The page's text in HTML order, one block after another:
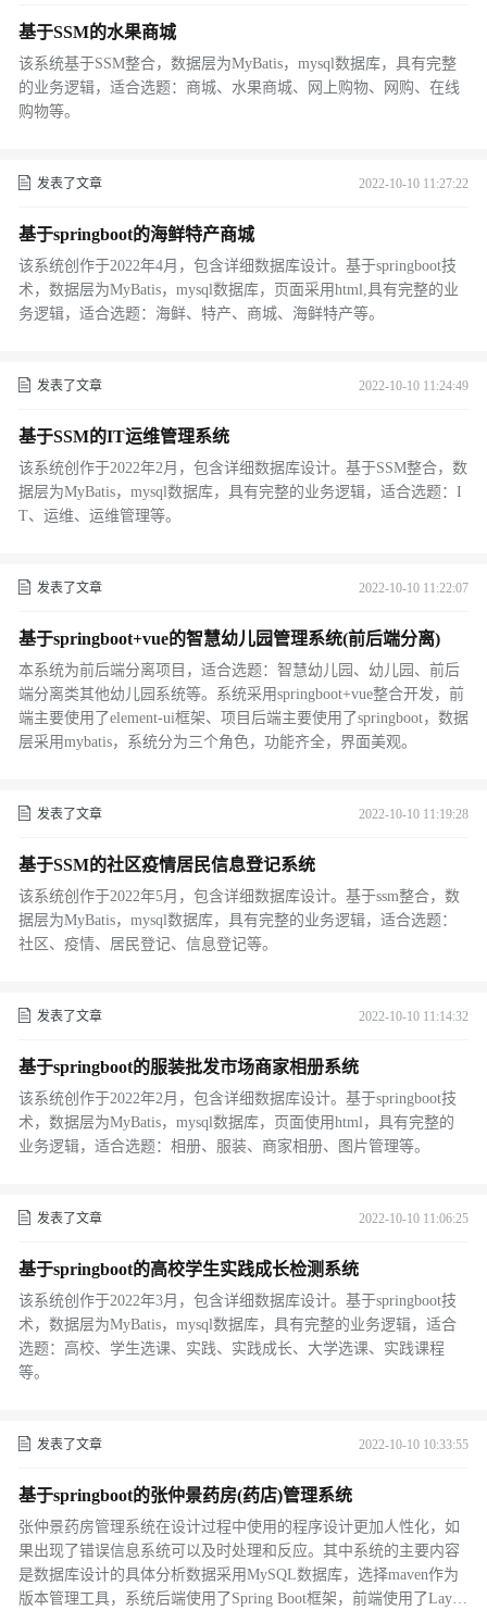
基于SSM的水果商城
该系统基于SSM整合，数据层为MyBatis，mysql数据库，具有完整
的业务逻辑，适合选题：商城、水果商城、网上购物、网购、在线
购物等。
发表了文章 2022-10-10 11:27:22
基于springboot的海鲜特产商城
该系统创作于2022年4月，包含详细数据库设计。基于springboot技
术，数据层为MyBatis，mysql数据库，页面采用html,具有完整的业
务逻辑，适合选题：海鲜、特产、商城、海鲜特产等。
发表了文章 2022-10-10 11:24:49
基于SSM的IT运维管理系统
该系统创作于2022年2月，包含详细数据库设计。基于SSM整合，数
据层为MyBatis，mysql数据库，具有完整的业务逻辑，适合选题：I
T、运维、运维管理等。
发表了文章 2022-10-10 11:22:07
基于springboot+vue的智慧幼儿园管理系统(前后端分离)
本系统为前后端分离项目，适合选题：智慧幼儿园、幼儿园、前后
端分离类其他幼儿园系统等。系统采用springboot+vue整合开发，前
端主要使用了element-ui框架、项目后端主要使用了springboot，数据
层采用mybatis，系统分为三个角色，功能齐全，界面美观。
发表了文章 2022-10-10 11:19:28
基于SSM的社区疫情居民信息登记系统
该系统创作于2022年5月，包含详细数据库设计。基于ssm整合，数
据层为MyBatis，mysql数据库，具有完整的业务逻辑，适合选题：
社区、疫情、居民登记、信息登记等。
发表了文章 2022-10-10 11:14:32
基于springboot的服装批发市场商家相册系统
该系统创作于2022年2月，包含详细数据库设计。基于springboot技
术，数据层为MyBatis，mysql数据库，页面使用html，具有完整的
业务逻辑，适合选题：相册、服装、商家相册、图片管理等。
发表了文章 2022-10-10 11:06:25
基于springboot的高校学生实践成长检测系统
该系统创作于2022年3月，包含详细数据库设计。基于springboot技
术，数据层为MyBatis，mysql数据库，具有完整的业务逻辑，适合
选题：高校、学生选课、实践、实践成长、大学选课、实践课程
等。
发表了文章 2022-10-10 10:33:55
基于springboot的张仲景药房(药店)管理系统
张仲景药房管理系统在设计过程中使用的程序设计更加人性化，如
果出现了错误信息系统可以及时处理和反应。其中系统的主要内容
是数据库设计的具体分析数据采用MySQL数据库，选择maven作为
版本管理工具，系统后端使用了Spring Boot框架，前端使用了Layui